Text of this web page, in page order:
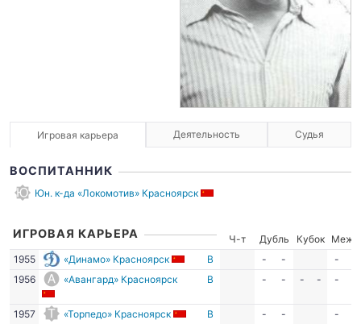
Игровая карьера Деятельность Судья
ВОСПИТАННИК
Юн. к-да «Локомотив» Красноярск
ИГРОВАЯ КАРЬЕРА Ч-т Дубль Кубок
Межд.
1955
«Динамо» Красноярск В - - -
1956
«Авангард» Красноярск В - - - - -
1957 «Торпедо» Красноярск В - - -